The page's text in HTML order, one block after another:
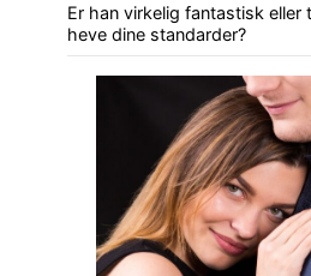
Er han virkelig fantastisk eller
heve dine standarder?